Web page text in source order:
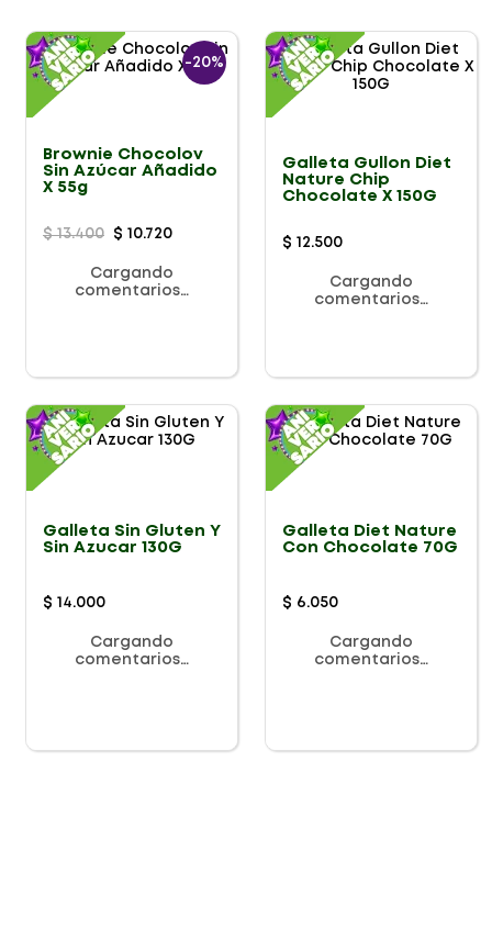
-20%
Brownie Chocolov
Sin Azúcar Añadido
X 55g
$ 13.400 $ 10.720
Cargando
comentarios…
Galleta Gullon Diet
Nature Chip
Chocolate X 150G
$ 12.500
Cargando
comentarios…
Galleta Sin Gluten Y
Sin Azucar 130G
$ 14.000
Cargando
comentarios…
Galleta Diet Nature
Con Chocolate 70G
$ 6.050
Cargando
comentarios…